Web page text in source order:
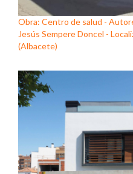
Obra: Centro de salud -
Jesús Sempere Doncel -
(Albacete)